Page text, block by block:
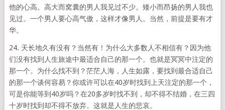
他的心高。高大而窝囊的男人我见过不少。矮小而昂扬的男人我也
见过。一个男人要心高气傲，这样才像男人。当然，前提是要有才
华。
24. 天长地久有没有？当然有！为什么大多数人不相信有？因为他
们没有找到人生旅途中最适合自己的那一个。也就是冥冥中注定的
那一个。为什么找不到？茫茫人海，人生如露，要找到最合适自己
的那一个谈何容易？你或许可以在40岁时找到上天注定的那一个，
可是你能等到40岁吗？在20多岁时找不到，却不得不结婚，在三四
十岁时找到却不得不放弃。这就是人生的悲哀。